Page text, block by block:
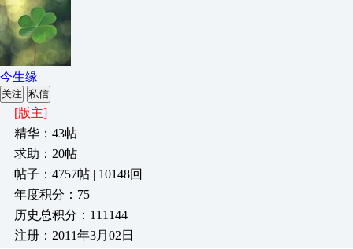
今生缘
关注 私信
[版主]
精华：43帖
求助：20帖
帖子：4757帖 | 10148回
年度积分：75
历史总积分：111144
注册：2011年3月02日